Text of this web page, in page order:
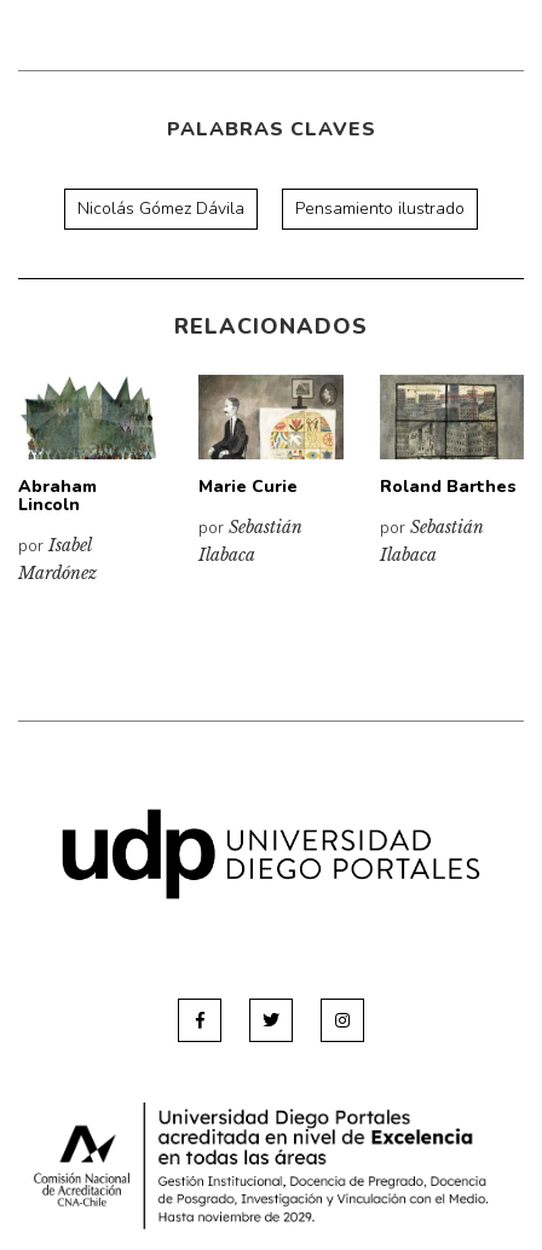
PALABRAS CLAVES
Nicolás Gómez Dávila Pensamiento ilustrado
RELACIONADOS
Abraham
Lincoln
porIsabel
Mardónez
Marie Curie
porSebastián
Ilabaca
Roland Barthes
por Sebastián
Ilabaca